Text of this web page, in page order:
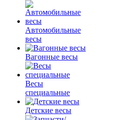
Автомобильные
весы
Вагонные весы
Весы
специальные
Детские весы